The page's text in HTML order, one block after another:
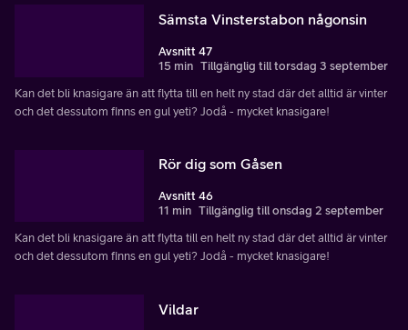
Sämsta Vinsterstabon någonsin
Avsnitt 47
15 min Tillgänglig till torsdag 3 september
Kan det bli knasigare än att flytta till en helt ny stad där det alltid är vinter
och det dessutom finns en gul yeti? Jodå - mycket knasigare!
Rör dig som Gåsen
Avsnitt 46
11 min Tillgänglig till onsdag 2 september
Kan det bli knasigare än att flytta till en helt ny stad där det alltid är vinter
och det dessutom finns en gul yeti? Jodå - mycket knasigare!
Vildar